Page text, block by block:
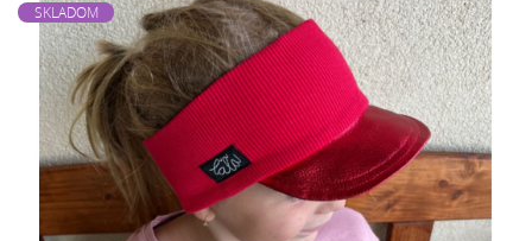
SKLADOM